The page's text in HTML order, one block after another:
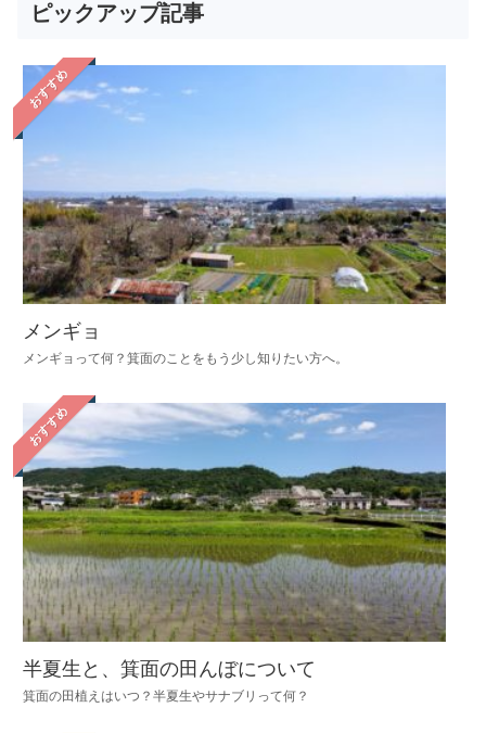
ピックアップ記事
おすすめ
メンギョ
メンギョって何？箕面のことをもう少し知りたい方へ。
おすすめ
半夏生と、箕面の田んぼについて
箕面の田植えはいつ？半夏生やサナブリって何？